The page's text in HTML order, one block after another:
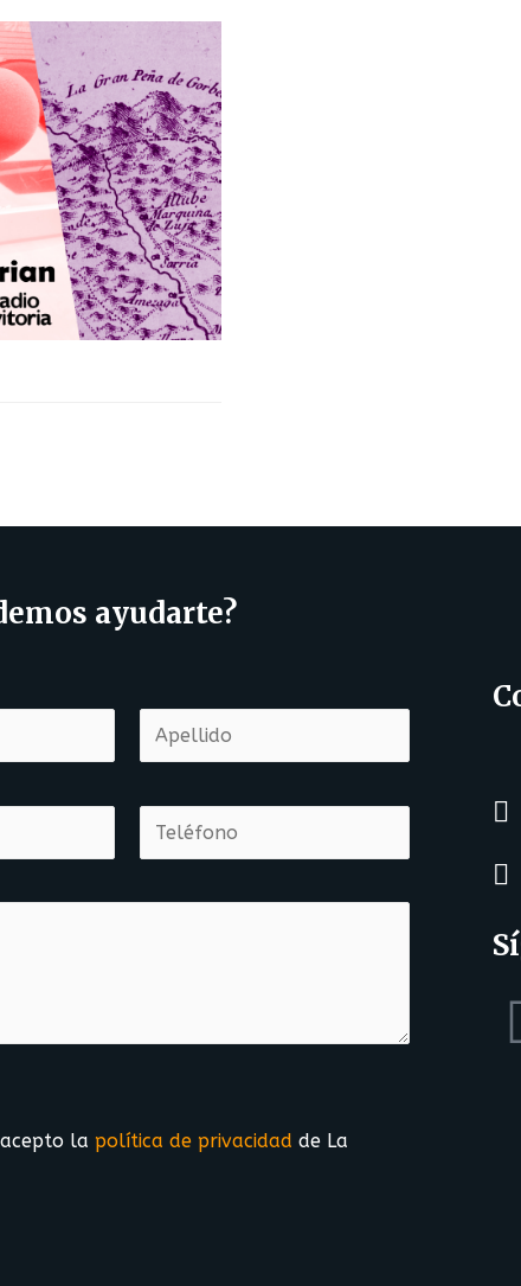
ayudarte?
la política de privacidad de La